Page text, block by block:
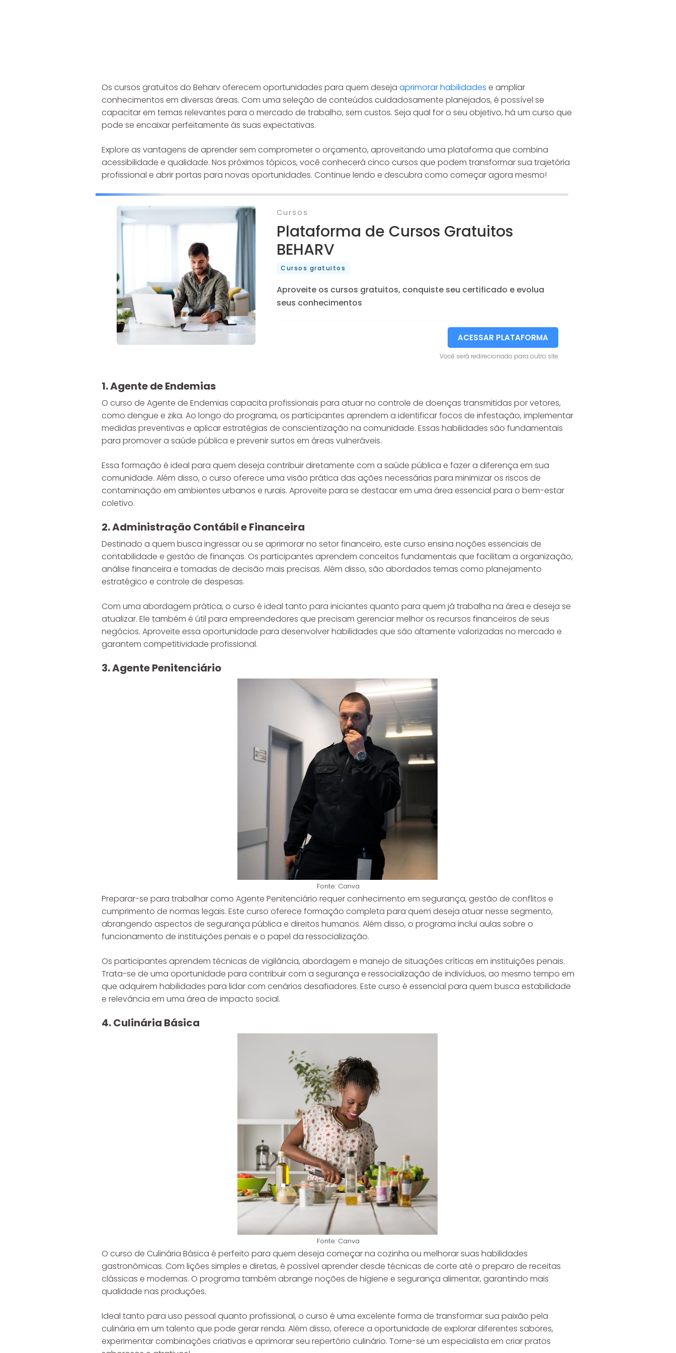
Os cursos gratuitos do Beharv oferecem oportunidades para quem deseja aprimorar habilidades e ampliar
conhecimentos em diversas áreas. Com uma seleção de conteúdos cuidadosamente planejados, é possível se
capacitar em temas relevantes para o mercado de trabalho, sem custos. Seja qual for o seu objetivo, há um curso que
pode se encaixar perfeitamente às suas expectativas.
Explore as vantagens de aprender sem comprometer o orçamento, aproveitando uma plataforma que combina
acessibilidade e qualidade. Nos próximos tópicos, você conhecerá cinco cursos que podem transformar sua trajetória
profissional e abrir portas para novas oportunidades. Continue lendo e descubra como começar agora mesmo!
Cursos
Plataforma de Cursos Gratuitos
BEHARV
Cursos gratuitos
Aproveite os cursos gratuitos, conquiste seu certificado e evolua
seus conhecimentos
ACESSAR PLATAFORMA
Você será redirecionado para outro site
1. Agente de Endemias
O curso de Agente de Endemias capacita profissionais para atuar no controle de doenças transmitidas por vetores,
como dengue e zika. Ao longo do programa, os participantes aprendem a identificar focos de infestação, implementar
medidas preventivas e aplicar estratégias de conscientização na comunidade. Essas habilidades são fundamentais
para promover a saúde pública e prevenir surtos em áreas vulneráveis.
Essa formação é ideal para quem deseja contribuir diretamente com a saúde pública e fazer a diferença em sua
comunidade. Além disso, o curso oferece uma visão prática das ações necessárias para minimizar os riscos de
contaminação em ambientes urbanos e rurais. Aproveite para se destacar em uma área essencial para o bem-estar
coletivo.
2. Administração Contábil e Financeira
Destinado a quem busca ingressar ou se aprimorar no setor financeiro, este curso ensina noções essenciais de
contabilidade e gestão de finanças. Os participantes aprendem conceitos fundamentais que facilitam a organização,
análise financeira e tomadas de decisão mais precisas. Além disso, são abordados temas como planejamento
estratégico e controle de despesas.
Com uma abordagem prática, o curso é ideal tanto para iniciantes quanto para quem já trabalha na área e deseja se
atualizar. Ele também é útil para empreendedores que precisam gerenciar melhor os recursos financeiros de seus
negócios. Aproveite essa oportunidade para desenvolver habilidades que são altamente valorizadas no mercado e
garantem competitividade profissional.
3. Agente Penitenciário
Fonte: Canva
Preparar-se para trabalhar como Agente Penitenciário requer conhecimento em segurança, gestão de conflitos e
cumprimento de normas legais. Este curso oferece formação completa para quem deseja atuar nesse segmento,
abrangendo aspectos de segurança pública e direitos humanos. Além disso, o programa inclui aulas sobre o
funcionamento de instituições penais e o papel da ressocialização.
Os participantes aprendem técnicas de vigilância, abordagem e manejo de situações críticas em instituições penais.
Trata-se de uma oportunidade para contribuir com a segurança e ressocialização de indivíduos, ao mesmo tempo em
que adquirem habilidades para lidar com cenários desafiadores. Este curso é essencial para quem busca estabilidade
e relevância em uma área de impacto social.
4. Culinária Básica
Fonte: Canva
O curso de Culinária Básica é perfeito para quem deseja começar na cozinha ou melhorar suas habilidades
gastronômicas. Com lições simples e diretas, é possível aprender desde técnicas de corte até o preparo de receitas
clássicas e modernas. O programa também abrange noções de higiene e segurança alimentar, garantindo mais
qualidade nas produções.
Ideal tanto para uso pessoal quanto profissional, o curso é uma excelente forma de transformar sua paixão pela
culinária em um talento que pode gerar renda. Além disso, oferece a oportunidade de explorar diferentes sabores,
experimentar combinações criativas e aprimorar seu repertório culinário. Torne-se um especialista em criar pratos